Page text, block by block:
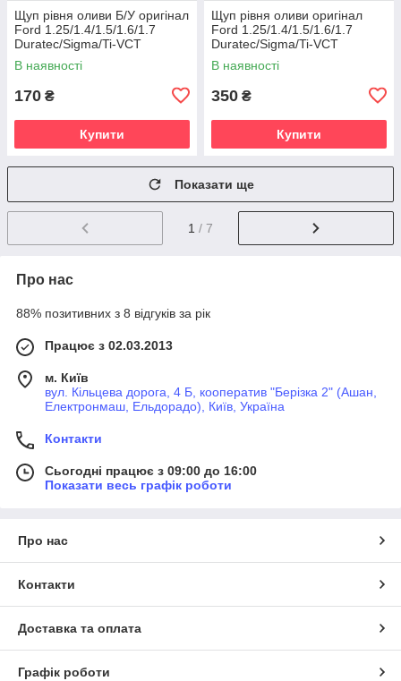
Щуп рівня оливи Б/У оригінал
Ford 1.25/1.4/1.5/1.6/1.7
Duratec/Sigma/Ti-VCT
В наявності
170 ₴
Купити
Щуп рівня оливи оригінал
Ford 1.25/1.4/1.5/1.6/1.7
Duratec/Sigma/Ti-VCT
В наявності
350 ₴
Купити
Показати ще
1 / 7
Про нас
88% позитивних з 8 відгуків за рік
Працює з 02.03.2013
м. Київ
вул. Кільцева дорога, 4 Б, кооператив "Берізка 2" (Ашан,
Електронмаш, Ельдорадо), Київ, Україна
Контакти
Сьогодні працює з 09:00 до 16:00
Показати весь графік роботи
Про нас
Контакти
Доставка та оплата
Графік роботи